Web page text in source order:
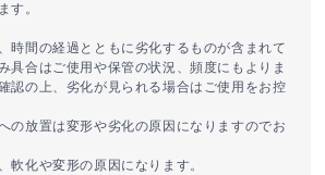
す。
時間の経過とともに劣化するものが含まれて
具合はご使用や保管の状況、頻度にもよりま
認の上、劣化が見られる場合はご使用をお控
の放置は変形や劣化の原因になりますのでお
軟化や変形の原因になります。